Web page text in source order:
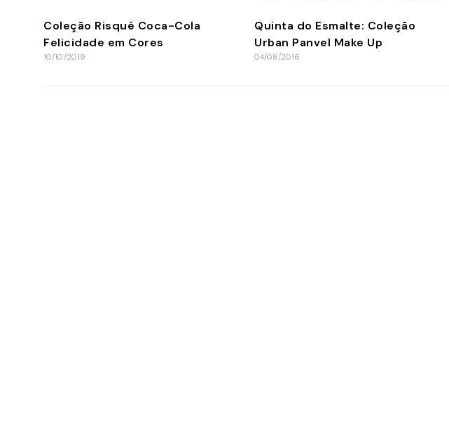
Coleção Risqué Coca-Cola
Felicidade em Cores
10/10/2019
Quinta do Esmalte: Coleção
Urban Panvel Make Up
04/08/2016